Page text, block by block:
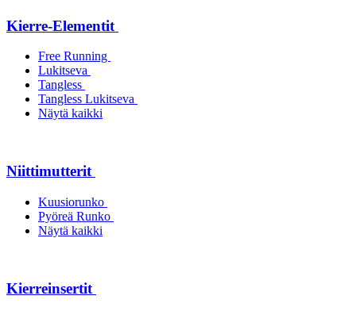
Kierre-Elementit
Free Running
Lukitseva
Tangless
Tangless Lukitseva
Näytä kaikki
Niittimutterit
Kuusiorunko
Pyöreä Runko
Näytä kaikki
Kierreinsertit